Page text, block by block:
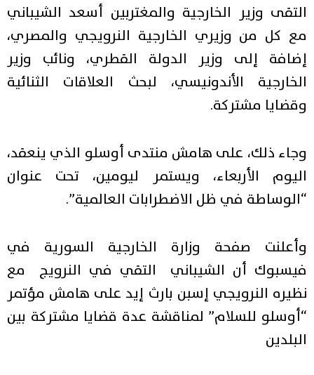
التقى وزير الخارجية والمغتربين أسعد الشيباني
مع كل من وزيري الخارجية النرويجي والمصري،
إضافة إلى وزير الدولة القطري، ونائب وزير
الخارجية الأندونيسي، لبحث العلاقات الثنائية
وقضايا مشتركة.
وجاء ذلك، على هامش منتدى أوسلو الذي ينعقد،
اليوم الأربعاء، ويستمر ليومين، تحت عنوان
“الوساطة في ظل الاضطرابات العالمية”.
وأعلنت صفحة وزارة الخارجية السورية في
فيسبوك أن الشيباني التقي في النرويج مع
نظيره النرويجي إسبن بارث إيد على هامش مؤتمر
“أوسلو للسلام” لمناقشة عدة قضايا مشتركة بين
البلدين